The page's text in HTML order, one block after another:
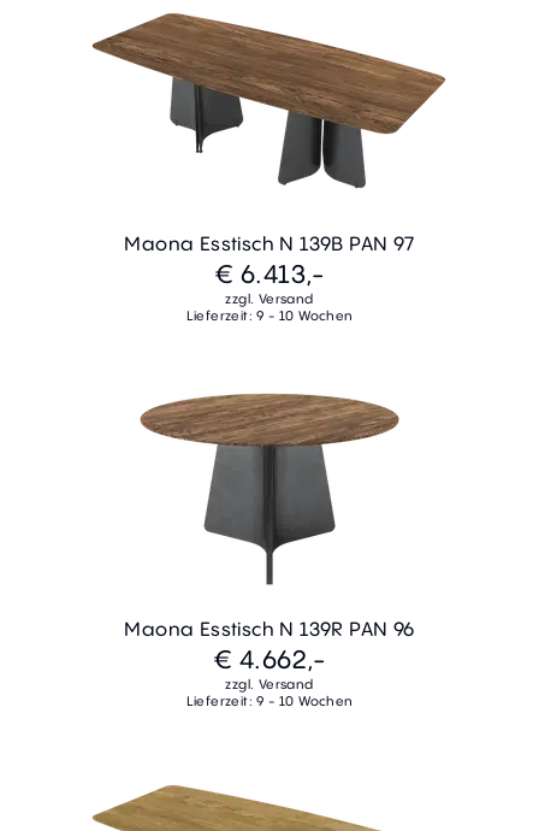
Maona Esstisch N 139B PAN 97
€ 6.413,-
zzgl. Versand
Lieferzeit: 9 - 10 Wochen
Maona Esstisch N 139R PAN 96
€ 4.662,-
zzgl. Versand
Lieferzeit: 9 - 10 Wochen